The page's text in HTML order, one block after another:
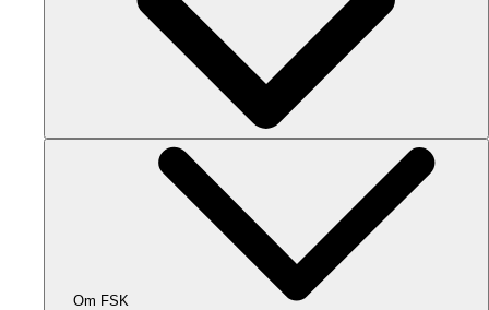
Om FSK